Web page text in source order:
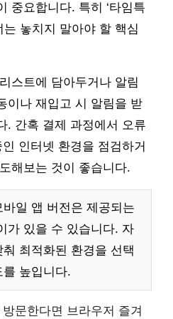
중요합니다. 특히 ‘타임특
는 놓치지 말아야 할 핵심
스트에 담아두거나 알림
이나 재입고 시 알림을 받
. 간혹 결제 과정에서 오류
인터넷 환경을 점검하거
해보는 것이 좋습니다.
바일 앱 버전은 제공되는
가 있을 수 있습니다. 자
최적화된 환경을 선택
높입니다.
방문한다면 브라우저 즐겨